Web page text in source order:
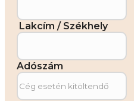
Lakcím / Székhely
Adószám